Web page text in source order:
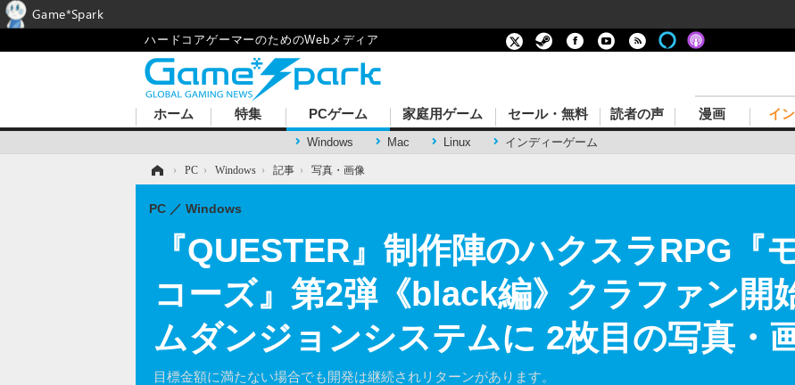
ハードコアゲーマーのためのWebメディア
ホーム 特集 PCゲーム
Windows Mac Linux インディーゲーム
家庭用ゲーム セール・無料 読者の声 漫画 イ
› PC › Windows › 記事 › 写真・画像
『QUESTER』制作陣のハクスラRPG『
コーズ』第2弾《black編》クラファン開
ムダンジョンシステムに 2枚目の写真・
目標金額に満たない場合でも開発は継続されリターンがあります。
PC Windows
Game*Spark